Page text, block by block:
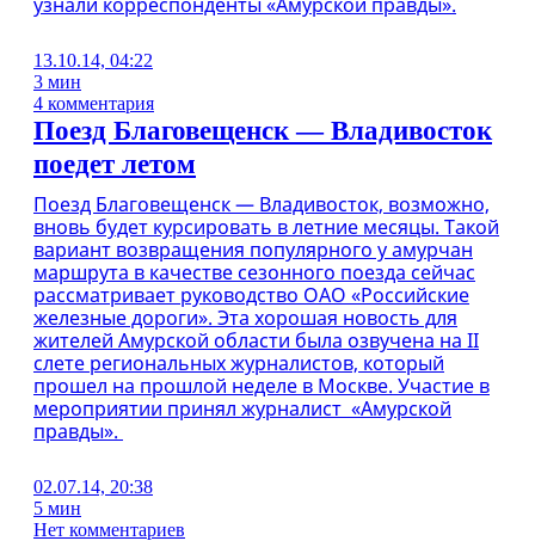
13.10.14, 04:22
3 мин
4 комментария
Поезд Благовещенск — Владивосток
поедет летом
Поезд Благовещенск — Владивосток, возможно,
вновь будет курсировать в летние месяцы. Такой
вариант возвращения популярного у амурчан
маршрута в качестве сезонного поезда сейчас
рассматривает руководство ОАО «Российские
железные дороги». Эта хорошая новость для
жителей Амурской области была озвучена на II
слете региональных журналистов, который
прошел на прошлой неделе в Москве. Участие в
мероприятии принял журналист «Амурской
правды».
02.07.14, 20:38
5 мин
Нет комментариев